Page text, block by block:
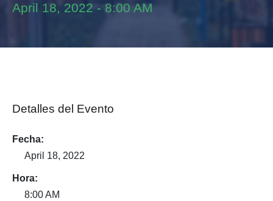
April 18, 2022 - 8:00 AM
Detalles del Evento
Fecha:
April 18, 2022
Hora:
8:00 AM